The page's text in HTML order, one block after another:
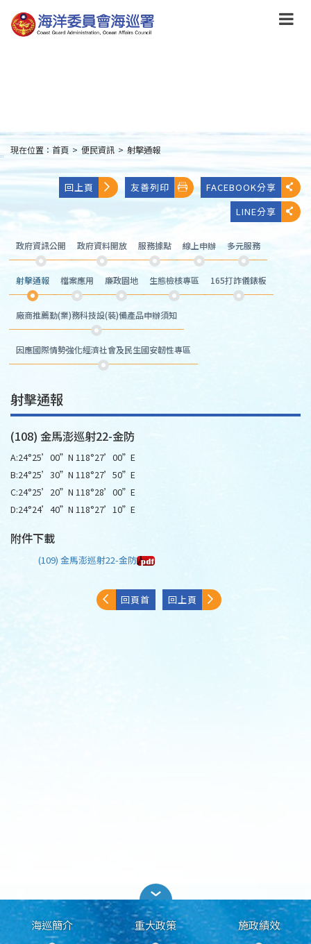
到
主
:::
現在位置： 首頁 > 便民資訊 > 射擊通報
回上頁 友善列印
FACEBOOK分享
LINE分享
政府資訊公開 政府資料開放 服務據點 線上申辦 多元服務
射擊通報 檔案應用 廉政園地 生態檢核專區 165打詐儀錶板
廠商推薦勤(業)務科技設(裝)備產品申辦須知
因應國際情勢強化經濟社會及民生國安韌性專區
射擊通報
(108) 金馬澎巡射22-金防
A:24°25’00”N 118°27’00”E
B:24°25’30”N 118°27’50”E
C:24°25’20”N 118°28’00”E
D:24°24’40”N 118°27’10”E
附件下載
(109) 金馬澎巡射22-金防
回頁首 回上頁
海巡簡介 重大政策 施政績效